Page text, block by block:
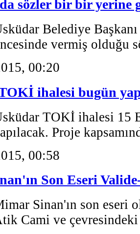
sözler bir bir yerine
Belediye
vermiş olduğu
00:20
ihalesi bugün
TOKİ ihalesi 15
Proje
00:58
Son Eseri
Sinan'ın son eseri
Cami ve çevresindeki